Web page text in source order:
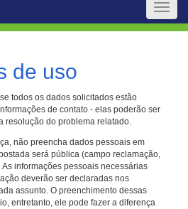
Toggle
de uso
todos os dados solicitados estão
de contato - elas poderão ser
resolução do problema relatado.
não preencha dados pessoais em
será pública (campo reclamação,
informações pessoais necessárias
deverão ser declaradas nos
assunto. O preenchimento dessas
entretanto, ele pode fazer a diferença